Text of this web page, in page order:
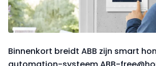
Binnenkort breidt ABB zijn smart